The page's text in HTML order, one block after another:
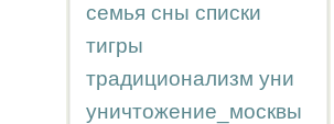
семья сны списки
тигры
традиционализм уни
уничтожение_москвы